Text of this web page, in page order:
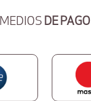
MEDIOS DE PAGO